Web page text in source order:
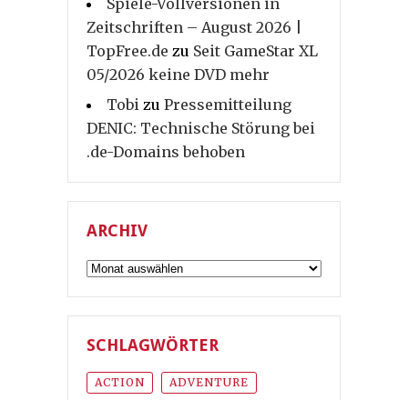
Spiele-Vollversionen in
Zeitschriften – August 2026 |
TopFree.de zu Seit GameStar XL
05/2026 keine DVD mehr
Tobi zu Pressemitteilung
DENIC: Technische Störung bei
.de-Domains behoben
ARCHIV
Archiv
SCHLAGWÖRTER
ACTION ADVENTURE